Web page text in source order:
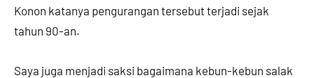
Konon katanya pengurangan tersebut terjadi sejak
tahun 90-an.
Saya juga menjadi saksi bagaimana kebun-kebun salak